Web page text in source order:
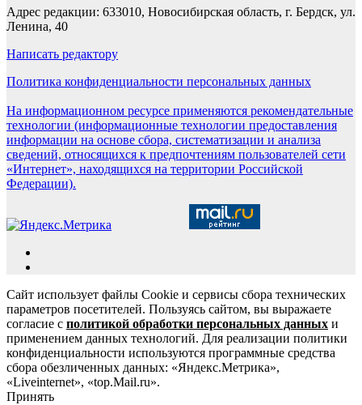
Адрес редакции: 633010, Новосибирская область, г. Бердск, ул.
Ленина, 40
Написать редактору
Политика конфиденциальности персональных данных
На информационном ресурсе применяются рекомендательные
технологии (информационные технологии предоставления
информации на основе сбора, систематизации и анализа
сведений, относящихся к предпочтениям пользователей сети
«Интернет», находящихся на территории Российской
Федерации).
Сайт использует файлы Cookie и сервисы сбора технических
параметров посетителей. Пользуясь сайтом, вы выражаете
согласие с политикой обработки персональных данных и
применением данных технологий. Для реализации политики
конфиденциальности используются программные средства
сбора обезличенных данных: «Яндекс.Метрика»,
«Liveinternet», «top.Mail.ru».
Принять